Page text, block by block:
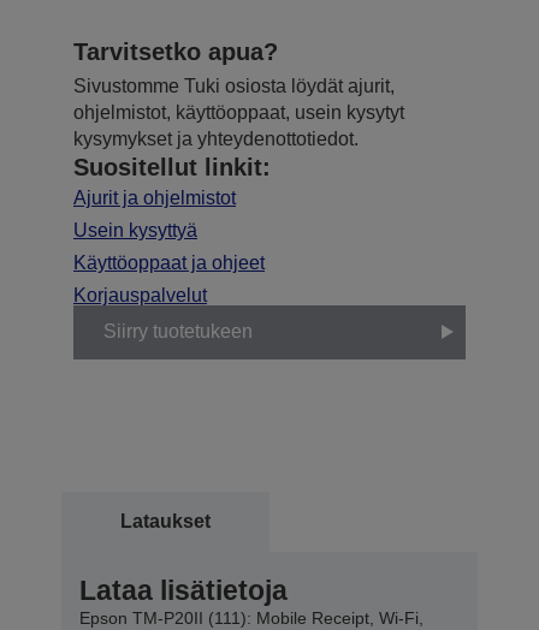
Tarvitsetko apua?
Sivustomme Tuki osiosta löydät ajurit,
ohjelmistot, käyttöoppaat, usein kysytyt
kysymykset ja yhteydenottotiedot.
Suositellut linkit:
Ajurit ja ohjelmistot
Usein kysyttyä
Käyttöoppaat ja ohjeet
Korjauspalvelut
Siirry tuotetukeen
Lataukset
Lataa lisätietoja
Epson TM-P20II (111): Mobile Receipt, Wi-Fi,